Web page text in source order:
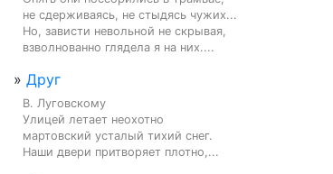
не сдерживаясь, не стыдясь чужих...
Но, зависти невольной не скрывая,
взволнованно глядела я на них....
» Друг
В. Луговскому
Улицей летает неохотно
мартовский усталый тихий снег.
Наши двери притворяет плотно,...